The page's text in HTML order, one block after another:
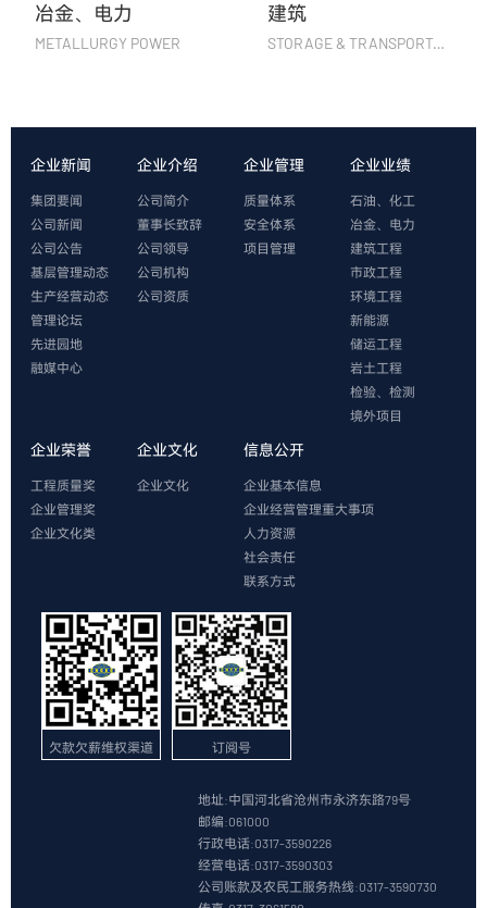
冶金、电力
METALLURGY POWER
建筑
STORAGE & TRANSPORTATION
企业新闻
集团要闻
公司新闻
公司公告
基层管理动态
生产经营动态
管理论坛
先进园地
融媒中心
企业介绍
公司简介
董事长致辞
公司领导
公司机构
公司资质
企业管理
质量体系
安全体系
项目管理
企业业绩
石油、化工
冶金、电力
建筑工程
市政工程
环境工程
新能源
储运工程
岩土工程
检验、检测
境外项目
企业荣誉
工程质量奖
企业管理奖
企业文化类
企业文化
企业文化
信息公开
企业基本信息
企业经营管理重大事项
人力资源
社会责任
联系方式
欠款欠薪维权渠道 订阅号
地址:中国河北省沧州市永济东路79号
邮编:061000
行政电话:0317-3590226
经营电话:0317-3590303
公司账款及农民工服务热线:0317-3590730